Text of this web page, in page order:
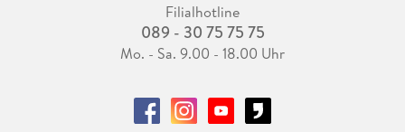
Filialhotline
089 - 30 75 75 75
Mo. - Sa. 9.00 - 18.00 Uhr